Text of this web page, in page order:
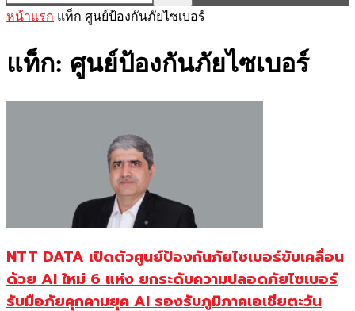
หน้าแรก แท็ก ศูนย์ป้องกันภัยไซเบอร์
แท็ก: ศูนย์ป้องกันภัยไซเบอร์
NTT DATA เปิดตัวศูนย์ป้องกันภัยไซเบอร์ขับเคลื่อน
ด้วย AI ใหม่ 6 แห่ง ยกระดับความปลอดภัยไซเบอร์
รับมือภัยคุกคามยุค AI รองรับภูมิภาคเอเชียตะวัน